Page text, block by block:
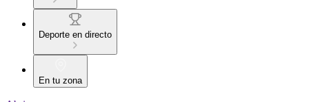
Deporte en directo
En tu zona